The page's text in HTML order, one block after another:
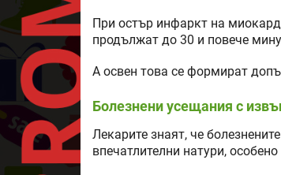
При остър инфаркт на
продължат до 30 и повече
А освен това се формират
Болезнени усещания с
Лекарите знаят, че
впечатлителни натури,